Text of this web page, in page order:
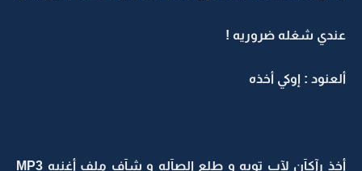
عندي شغله ضروريه !
ألعنود : إوكي أخذه
أخذ رآكآن لآب توبه و طلع الصآله و شآف ملف أغنيه MP3